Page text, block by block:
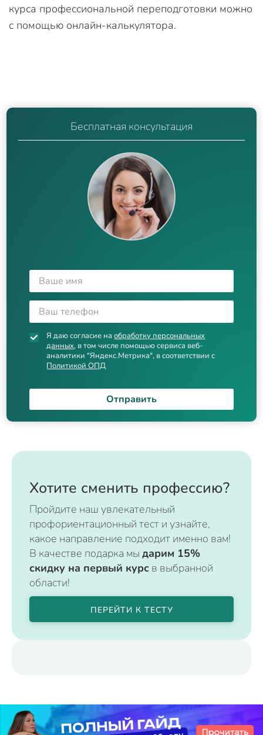
курса профессиональной переподготовки можно
с помощью онлайн-калькулятора.
Бесплатная консультация
Я даю согласие наобработку персональных
данных, в том числе помощью сервиса веб-
аналитики "Яндекс.Метрика", в соответствии с
Политикой ОПД
Отправить
Хотите сменить профессию?
Пройдите наш увлекательный
профориентационный тест и узнайте,
какое направление подходит именно вам!
В качестве подарка мы дарим 15%
скидку на первый курс в выбранной
области!
ПЕРЕЙТИ К ТЕСТУ